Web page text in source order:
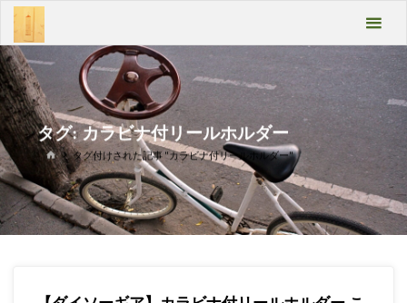
テ
ン
ツ
へ
ス
キ
ッ
プ
ばよ
うい
こみ
ゃあ
Take
it
タグ:カラビナ付リールホルダー
ホ
ー
ム
タグ付けされた記事 "カラビナ付リールホルダー"